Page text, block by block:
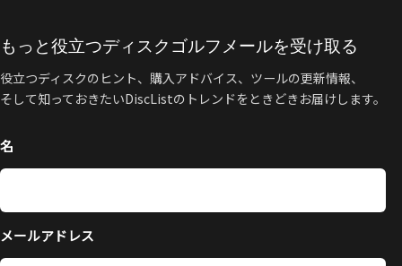
もっと役立つディスクゴルフメールを受け取る
役立つディスクのヒント、購入アドバイス、ツールの更新情報、
そして知っておきたいDiscListのトレンドをときどきお届けします。
名
メールアドレス